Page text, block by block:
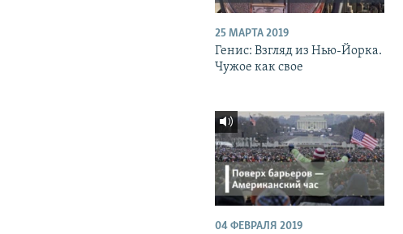
25 МАРТА 2019
Генис: Взгляд из Нью-Йорка.
Чужое как свое
04 ФЕВРАЛЯ 2019